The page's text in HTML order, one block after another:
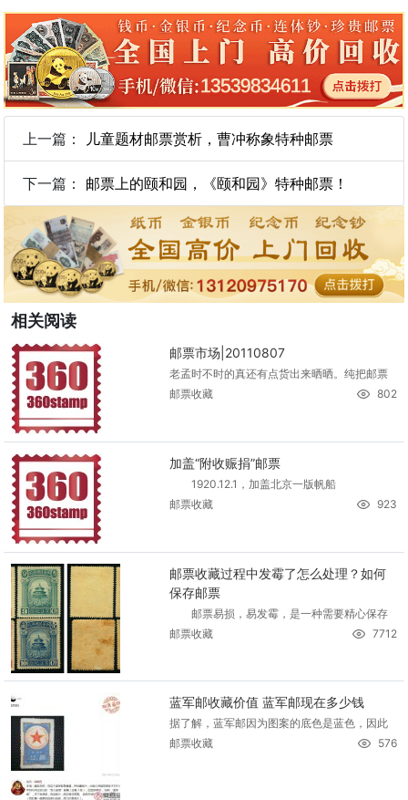
上一篇： 儿童题材邮票赏析，曹冲称象特种邮票
下一篇： 邮票上的颐和园，《颐和园》特种邮票！
相关阅读
邮票市场|20110807
老孟时不时的真还有点货出来晒晒。纯把邮票
邮票收藏
802
加盖“附收赈捐”邮票
1920.12.1，加盖北京一版帆船
邮票收藏
923
邮票收藏过程中发霉了怎么处理？如何
保存邮票
邮票易损，易发霉，是一种需要精心保存
邮票收藏
7712
蓝军邮收藏价值 蓝军邮现在多少钱
据了解，蓝军邮因为图案的底色是蓝色，因此
邮票收藏
576